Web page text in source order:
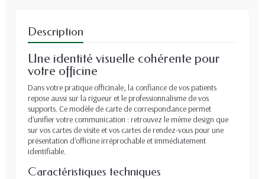
Description
Une identité visuelle cohérente pour
votre officine
Dans votre pratique officinale, la confiance de vos patients
repose aussi sur la rigueur et le professionnalisme de vos
supports. Ce modèle de carte de correspondance permet
d'unifier votre communication : retrouvez le même design que
sur vos cartes de visite et vos cartes de rendez-vous pour une
présentation d'officine irréprochable et immédiatement
identifiable.
Caractéristiques techniques